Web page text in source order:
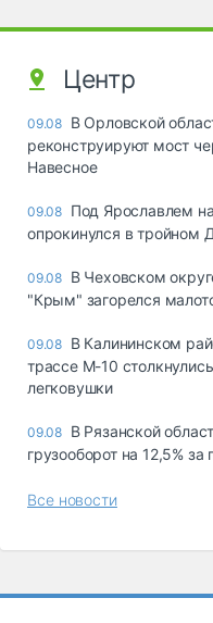
Центр
09.08 В Орловской
реконструируют мост
Навесное
09.08 Под Ярославлем
опрокинулся в тройном
09.08 В Чеховском
"Крым" загорелся
09.08 В Калининском
трассе М-10
легковушки
09.08 В Рязанской
грузооборот на 12,5% за
Все новости